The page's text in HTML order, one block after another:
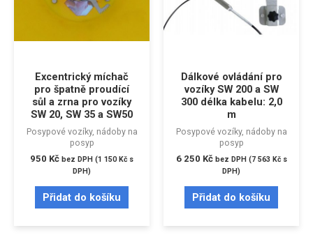
Excentrický míchač
pro špatně proudící
sůl a zrna pro vozíky
SW 20, SW 35 a SW50
Posypové vozíky, nádoby na
posyp
950 Kč bez DPH (1 150Kč s
DPH)
Přidat do košíku
Dálkové ovládání pro
vozíky SW 200 a SW
300 délka kabelu: 2,0
m
Posypové vozíky, nádoby na
posyp
6 250 Kč bez DPH (7 563 Kčs
DPH)
Přidat do košíku